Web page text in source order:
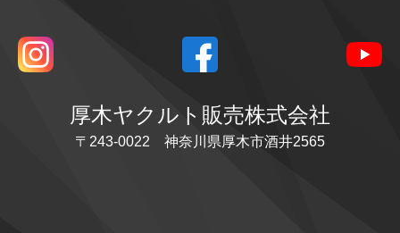
厚木ヤクルト販売株式会社
〒243-0022 神奈川県厚木市酒井2565